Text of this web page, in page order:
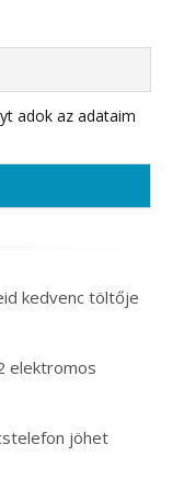
adok az adataim
kedvenc töltője
elektromos
jöhet